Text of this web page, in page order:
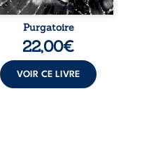
Purgatoire
22,00€
VOIR CE LIVRE